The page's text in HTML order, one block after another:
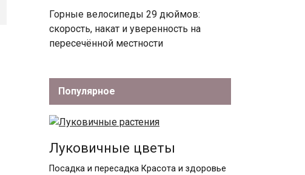
Горные велосипеды 29 дюймов:
скорость, накат и уверенность на
пересечённой местности
Популярное
Луковичные цветы
Посадка и пересадка Красота и здоровье